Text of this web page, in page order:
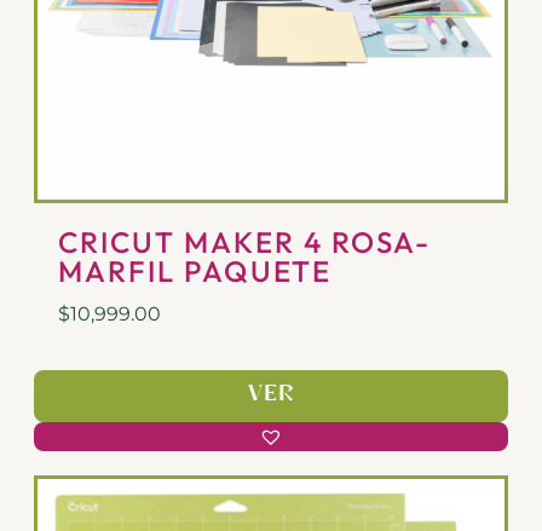
CRICUT MAKER 4 ROSA-
MARFIL PAQUETE
$10,999.00
VER